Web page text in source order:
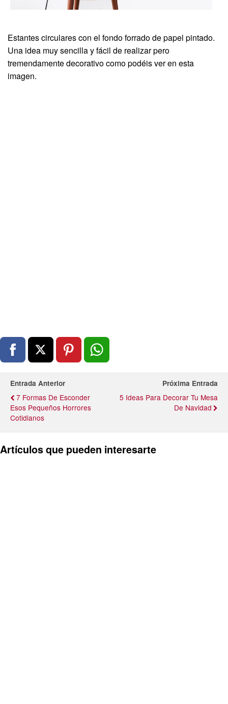
Estantes circulares con el fondo forrado de papel pintado.
Una idea muy sencilla y fácil de realizar pero
tremendamente decorativo como podéis ver en esta
imagen.
Entrada Anterior
7 Formas De Esconder
Esos Pequeños Horrores
Cotidianos
Próxima Entrada
5 Ideas Para Decorar Tu Mesa
De Navidad
Artículos que pueden interesarte